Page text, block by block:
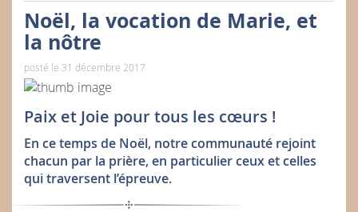
Noël, la vocation de Marie, et
la nôtre
posté le 31 décembre 2017
Paix et Joie pour tous les cœurs !
En ce temps de Noël, notre communauté rejoint
chacun par la prière, en particulier ceux et celles
qui traversent l’épreuve.